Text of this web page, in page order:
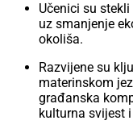
Učenici su
uz smanjenje
okoliša.
Razvijene su
materinskom
građanska
kulturna svijest